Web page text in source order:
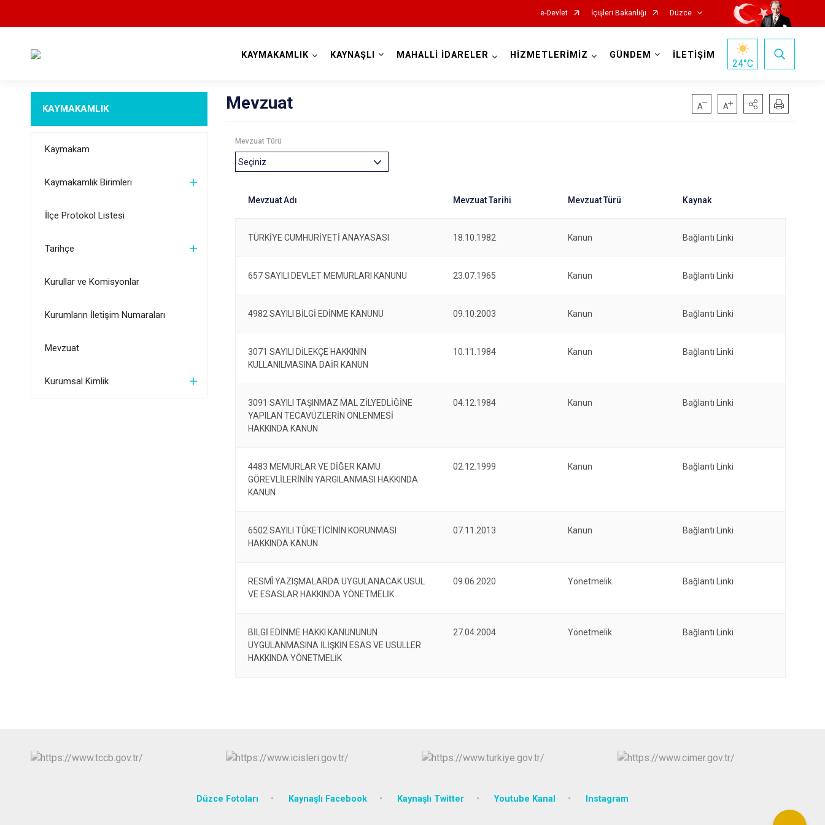
e-Devlet İçişleri Bakanlığı Düzce
Çilimli
Gümüşova
Yığılca
KAYMAKAMLIK KAYNAŞLI MAHALLİ İDARELER HİZMETLERİMİZ GÜNDEM İLETİŞİM
24°C
KAYMAKAMLIK
Kaymakam
Kaymakamlık Birimleri
İlçe Protokol Listesi
Tarihçe
Kurullar ve Komisyonlar
Kurumların İletişim Numaraları
Mevzuat
Kurumsal Kimlik
Mevzuat
Mevzuat Türü
TÜRKİYE CUMHURİYETİ ANAYASASI 18.10.1982 Kanun Bağlantı Linki
657 SAYILI DEVLET MEMURLARI KANUNU 23.07.1965 Kanun Bağlantı Linki
4982 SAYILI BİLGİ EDİNME KANUNU 09.10.2003 Kanun Bağlantı Linki
3071 SAYILI DİLEKÇE HAKKININ
KULLANILMASINA DAİR KANUN
10.11.1984 Kanun Bağlantı Linki
3091 SAYILI TAŞINMAZ MAL ZİLYEDLİĞİNE
YAPILAN TECAVÜZLERİN ÖNLENMESİ
HAKKINDA KANUN
04.12.1984 Kanun Bağlantı Linki
4483 MEMURLAR VE DİĞER KAMU
GÖREVLİLERİNİN YARGILANMASI HAKKINDA
KANUN
02.12.1999 Kanun Bağlantı Linki
6502 SAYILI TÜKETİCİNİN KORUNMASI
HAKKINDA KANUN
07.11.2013 Kanun Bağlantı Linki
RESMÎ YAZIŞMALARDA UYGULANACAK USUL
VE ESASLAR HAKKINDA YÖNETMELİK
09.06.2020 Yönetmelik Bağlantı Linki
BİLGİ EDİNME HAKKI KANUNUNUN
UYGULANMASINA İLİŞKİN ESAS VE USULLER
HAKKINDA YÖNETMELİK
27.04.2004 Yönetmelik Bağlantı Linki
Düzce Fotoları Kaynaşlı Facebook Kaynaşlı Twitter Youtube Kanal Instagram